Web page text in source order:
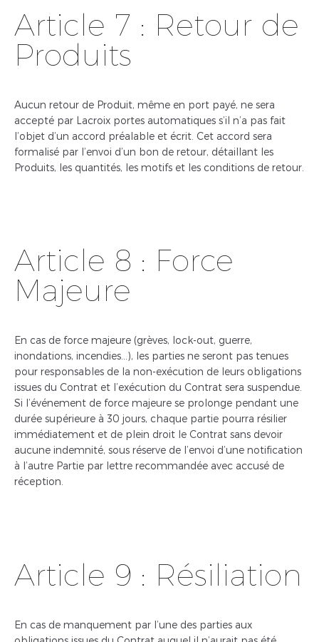
Article 7 : Retour de
Produits
Aucun retour de Produit, même en port payé, ne sera
accepté par Lacroix portes automatiques s’il n’a pas fait
l’objet d’un accord préalable et écrit. Cet accord sera
formalisé par l’envoi d’un bon de retour, détaillant les
Produits, les quantités, les motifs et les conditions de retour.
Article 8 : Force
Majeure
En cas de force majeure (grèves, lock-out, guerre,
inondations, incendies…), les parties ne seront pas tenues
pour responsables de la non-exécution de leurs obligations
issues du Contrat et l’exécution du Contrat sera suspendue.
Si l’événement de force majeure se prolonge pendant une
durée supérieure à 30 jours, chaque partie pourra résilier
immédiatement et de plein droit le Contrat sans devoir
aucune indemnité, sous réserve de l’envoi d’une notification
à l’autre Partie par lettre recommandée avec accusé de
réception.
Article 9 : Résiliation
En cas de manquement par l’une des parties aux